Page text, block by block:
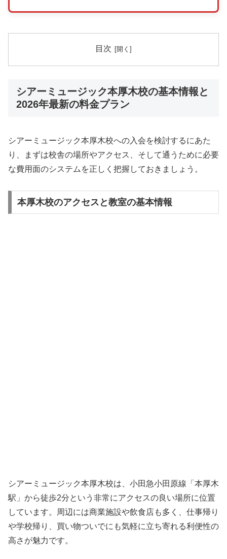
目次
シアーミュージック本厚木校の基本情報と
2026年最新の料金プラン
シアーミュージック本厚木校への入会を検討するにあた
り、まずは校舎の場所やアクセス、そして通うために必要
な費用面のシステムを正しく把握しておきましょう。
本厚木校のアクセスと教室の基本情報
シアーミュージック本厚木校は、小田急小田原線「本厚木
駅」から徒歩2分という非常にアクセスの良い場所に位置
しています。周辺には商業施設や飲食店も多く、仕事帰り
や学校帰り、買い物ついでにも気軽に立ち寄れる利便性の
高さが魅力です。